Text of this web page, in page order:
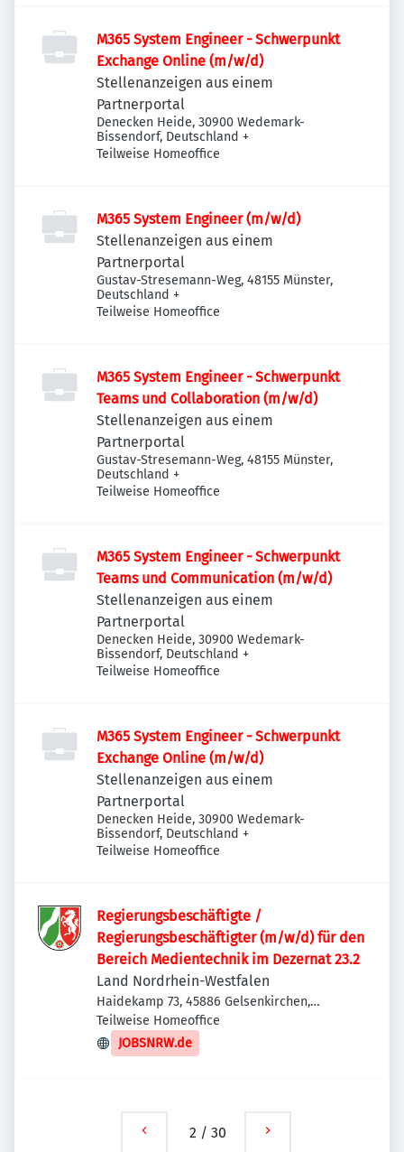
M365 System Engineer - Schwerpunkt
Exchange Online (m/w/d)
Stellenanzeigen aus einem
Partnerportal
Denecken Heide, 30900 Wedemark-
Bissendorf, Deutschland +
Teilweise Homeoffice
M365 System Engineer (m/w/d)
Stellenanzeigen aus einem
Partnerportal
Gustav-Stresemann-Weg, 48155 Münster,
Deutschland +
Teilweise Homeoffice
M365 System Engineer - Schwerpunkt
Teams und Collaboration (m/w/d)
Stellenanzeigen aus einem
Partnerportal
Gustav-Stresemann-Weg, 48155 Münster,
Deutschland +
Teilweise Homeoffice
M365 System Engineer - Schwerpunkt
Teams und Communication (m/w/d)
Stellenanzeigen aus einem
Partnerportal
Denecken Heide, 30900 Wedemark-
Bissendorf, Deutschland +
Teilweise Homeoffice
M365 System Engineer - Schwerpunkt
Exchange Online (m/w/d)
Stellenanzeigen aus einem
Partnerportal
Denecken Heide, 30900 Wedemark-
Bissendorf, Deutschland +
Teilweise Homeoffice
Regierungsbeschäftigte /
Regierungsbeschäftigter (m/w/d) für den
Bereich Medientechnik im Dezernat 23.2
Land Nordrhein-Westfalen
Haidekamp 73, 45886 Gelsenkirchen,
Deutschland
Teilweise Homeoffice
JOBSNRW.de
2 / 30